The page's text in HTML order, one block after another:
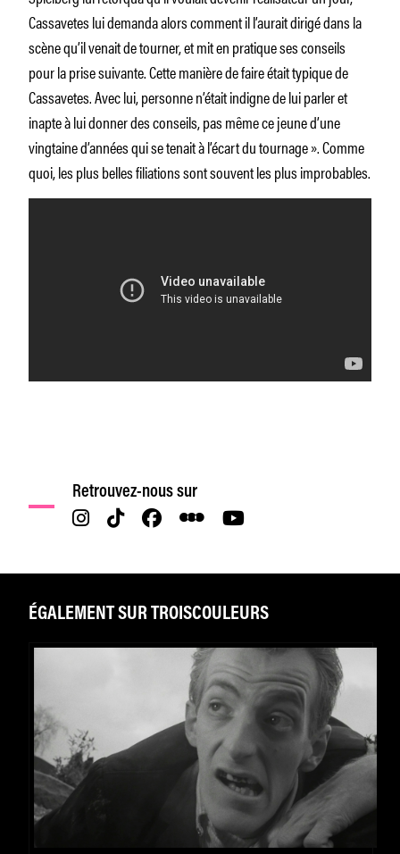
Cassavetes lui demanda alors comment il l’aurait dirigé dans la
scène qu’il venait de tourner, et mit en pratique ses conseils
pour la prise suivante. Cette manière de faire était typique de
Cassavetes. Avec lui, personne n’était indigne de lui parler et
inapte à lui donner des conseils, pas même ce jeune d’une
vingtaine d’années qui se tenait à l’écart du tournage ». Comme
quoi, les plus belles filiations sont souvent les plus improbables.
Retrouvez-nous sur
ÉGALEMENT SUR TROISCOULEURS